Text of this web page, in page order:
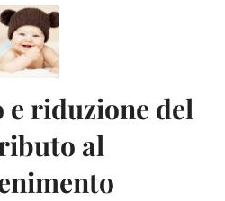
riduzione del
al